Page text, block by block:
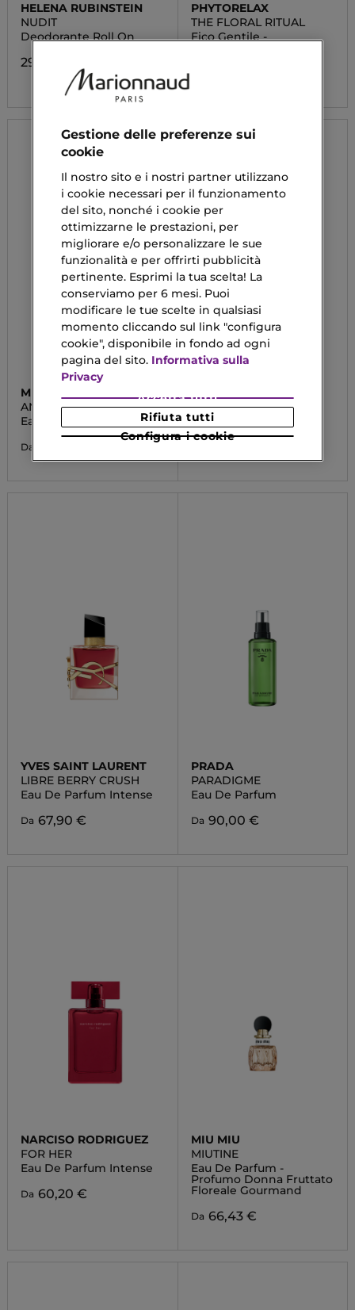
HELENA RUBINSTEIN
NUDIT
Deodorante Roll On
29,33 €
PHYTORELAX
THE FLORAL RITUAL
Fico Gentile -
MUGLER
ANGEL ELIXIR
Eau De Parfum
Da
ALIEN GODDESS
INTENSE
Eau De Parfum
YVES SAINT LAURENT
LIBRE BERRY CRUSH
Eau De Parfum Intense
Da 67,90 €
PRADA
PARADIGME
Eau De Parfum
Da 90,00 €
NARCISO RODRIGUEZ
FOR HER
Eau De Parfum Intense
Da 60,20 €
MIU MIU
MIUTINE
Eau De Parfum -
Profumo Donna Fruttato
Floreale Gourmand
Da 66,43 €
Gestione delle preferenze sui
cookie
Il nostro sito e i nostri partner utilizzano
i cookie necessari per il funzionamento
del sito, nonché i cookie per
ottimizzarne le prestazioni, per
migliorare e/o personalizzare le sue
funzionalità e per offrirti pubblicità
pertinente. Esprimi la tua scelta! La
conserviamo per 6 mesi. Puoi
modificare le tue scelte in qualsiasi
momento cliccando sul link "configura
cookie", disponibile in fondo ad ogni
pagina del sito. Informativa sulla
Privacy
Configura i cookie
Rifiuta tutti
Accetta tutti